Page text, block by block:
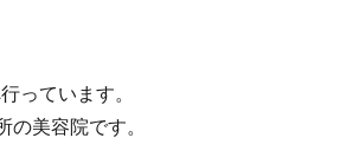
っています。
美容院です。